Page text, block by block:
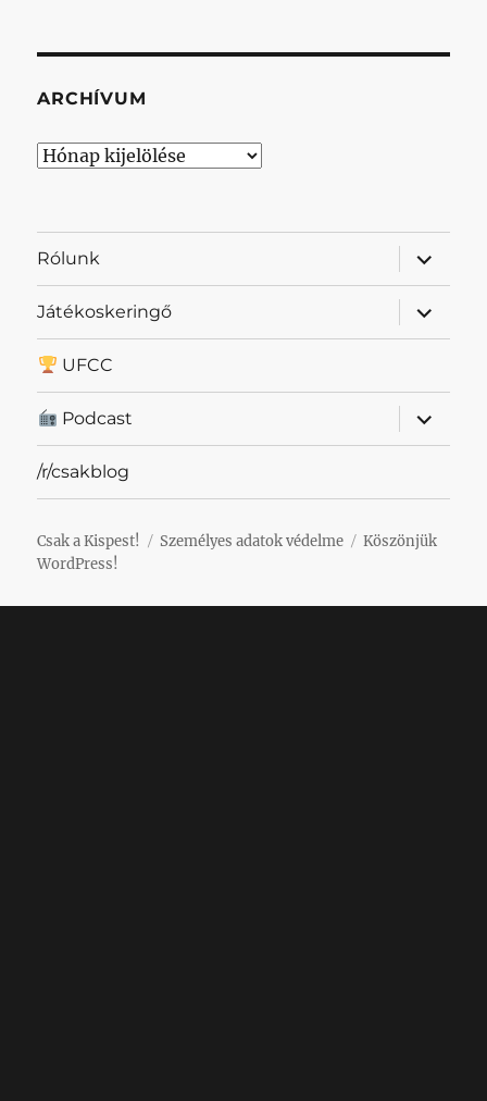
ARCHÍVUM
Archívum
Rólunk
almenü
Játékoskeringő
almenü
UFCC
Podcast
almenü
/r/csakblog
Csak a Kispest! Személyes adatok védelme
Köszönjük
WordPress!